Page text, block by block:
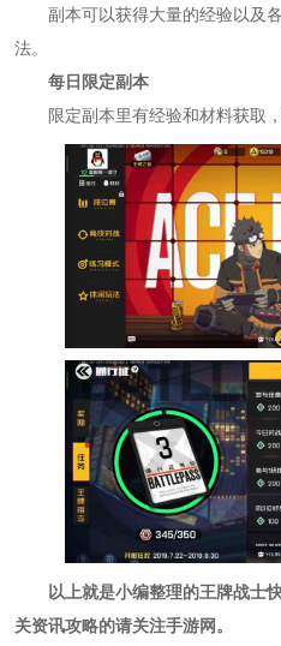
副本可以获得大量的经验以及
法。
每日限定副本
限定副本里有经验和材料获取
以上就是小编整理的王牌战士
关资讯攻略的请关注手游网。